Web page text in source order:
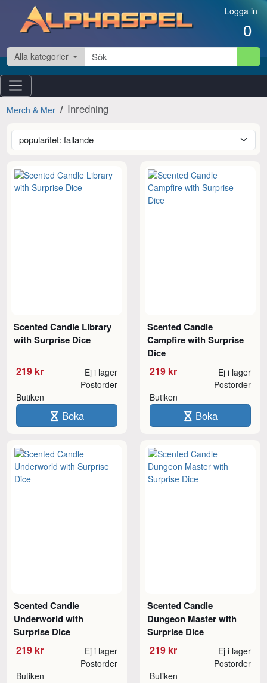
Hoppa till innehåll Logga in
0
Alla kategorier
Merch & Mer Inredning
Scented Candle Library
with Surprise Dice
219 kr Ej i lager
Butiken
Postorder
Boka
Scented Candle
Campfire with Surprise
Dice
219 kr Ej i lager
Butiken
Postorder
Boka
Scented Candle
Underworld with
Surprise Dice
219 kr Ej i lager
Butiken
Postorder
Scented Candle
Dungeon Master with
Surprise Dice
219 kr Ej i lager
Butiken
Postorder